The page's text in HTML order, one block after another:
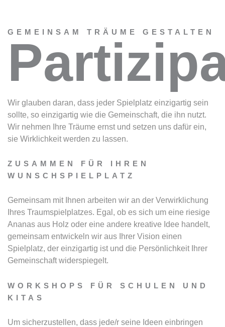
GEMEINSAM TRÄUME GESTALTEN
Wir glauben daran, dass jeder Spielplatz einzigartig sein
sollte, so einzigartig wie die Gemeinschaft, die ihn nutzt.
Wir nehmen Ihre Träume ernst und setzen uns dafür ein,
sie Wirklichkeit werden zu lassen.
ZUSAMMEN FÜR IHREN
WUNSCHSPIELPLATZ
Gemeinsam mit Ihnen arbeiten wir an der Verwirklichung
Ihres Traumspielplatzes. Egal, ob es sich um eine riesige
Ananas aus Holz oder eine andere kreative Idee handelt,
gemeinsam entwickeln wir aus Ihrer Vision einen
Spielplatz, der einzigartig ist und die Persönlichkeit Ihrer
Gemeinschaft widerspiegelt.
WORKSHOPS FÜR SCHULEN UND
KITAS
Um sicherzustellen, dass jede/r seine Ideen einbringen